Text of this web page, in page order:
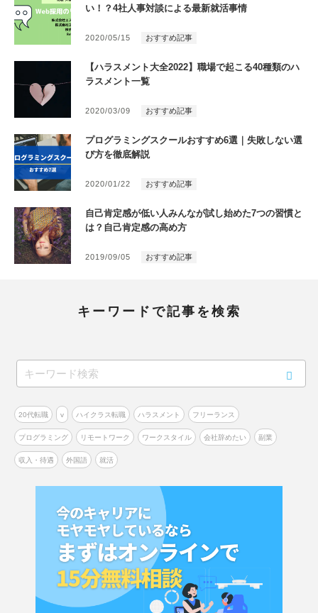
キーワードで記事を検索
20代転職 v ハイクラス転職 ハラスメント フリーランス
プログラミング リモートワーク ワークスタイル 会社辞めたい 副業
収入・待遇 外国語 就活
い！？4社人事対談による最新就活事情
2020/05/15 おすすめ記事
【ハラスメント大全2022】職場で起こる40種類のハ
ラスメント一覧
2020/03/09 おすすめ記事
プログラミングスクールおすすめ6選｜失敗しない選
び方を徹底解説
2020/01/22 おすすめ記事
自己肯定感が低い人みんなが試し始めた7つの習慣と
は？自己肯定感の高め方
2019/09/05 おすすめ記事